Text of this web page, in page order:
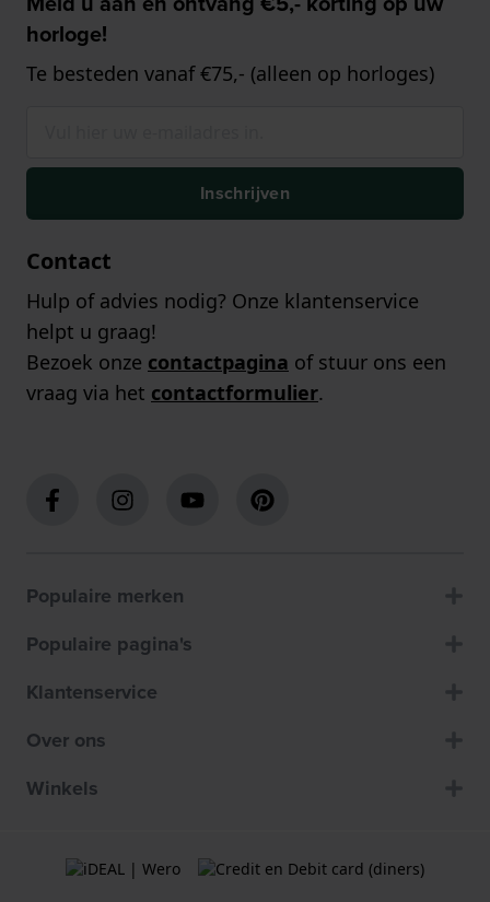
horloge!
Te besteden vanaf €75,- (alleen op horloges)
Inschrijven
Contact
Hulp of advies nodig? Onze klantenservice
helpt u graag!
Bezoek onze contactpagina of stuur ons een
vraag via het contactformulier.
Populaire merken
Populaire pagina's
Klantenservice
Over ons
Winkels